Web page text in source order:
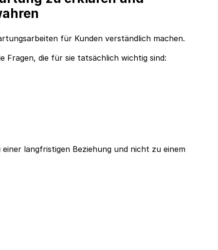
für Kunden verständlich machen.
Fragen, die für sie tatsächlich wichtig sind:
langfristigen Beziehung und nicht zu einem